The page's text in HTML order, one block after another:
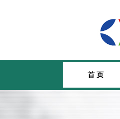
首 页